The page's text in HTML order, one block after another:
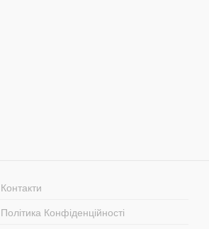
Контакти
Політика Конфіденційності